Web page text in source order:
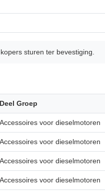
sturen ter bevestiging.
Deel Groep
Accessoires voor dieselmotoren
Accessoires voor dieselmotoren
Accessoires voor dieselmotoren
Accessoires voor dieselmotoren